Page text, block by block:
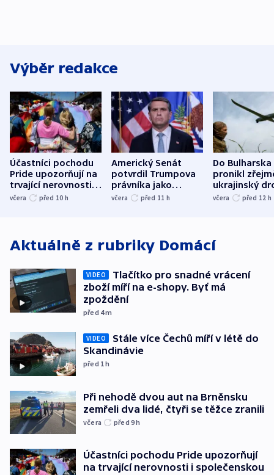
Výběr redakce
Účastníci pochodu
Pride upozorňují na
trvající nerovnosti i
společenskou
včera před 10 h
Americký Senát
potvrdil Trumpova
právníka jako
ministra
včera před 11 h
Do Bulharska
pronikl
ukrajinský
explodoval
včera před 12 h
Aktuálně z rubriky Domácí
VIDEO
Tlačítko pro snadné vrácení
zboží míří na e-shopy. Byť má
zpoždění
před 4m
VIDEO
Stále více Čechů míří v létě do
Skandinávie
před 1h
Při nehodě dvou aut na Brněnsku
zemřeli dva lidé, čtyři se těžce zranili
včera před 9h
Účastníci pochodu Pride upozorňují
na trvající nerovnosti i společenskou